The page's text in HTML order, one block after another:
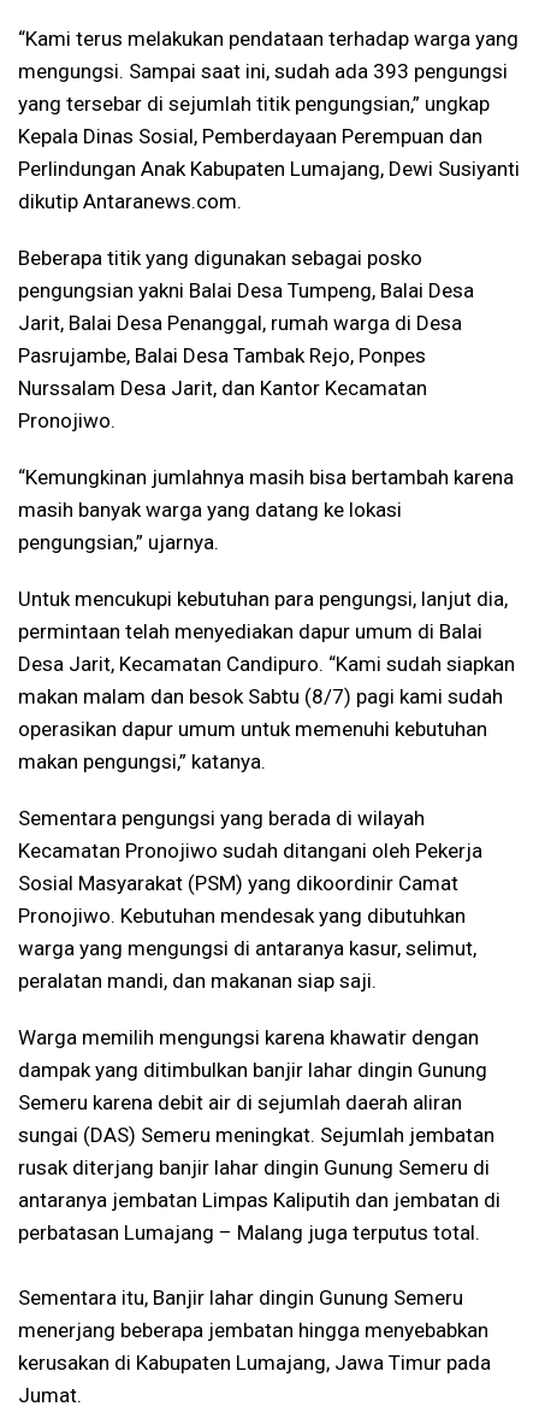
“Kami terus melakukan pendataan terhadap warga yang
mengungsi. Sampai saat ini, sudah ada 393 pengungsi
yang tersebar di sejumlah titik pengungsian,” ungkap
Kepala Dinas Sosial, Pemberdayaan Perempuan dan
Perlindungan Anak Kabupaten Lumajang, Dewi Susiyanti
dikutip Antaranews.com.
Beberapa titik yang digunakan sebagai posko
pengungsian yakni Balai Desa Tumpeng, Balai Desa
Jarit, Balai Desa Penanggal, rumah warga di Desa
Pasrujambe, Balai Desa Tambak Rejo, Ponpes
Nurssalam Desa Jarit, dan Kantor Kecamatan
Pronojiwo.
“Kemungkinan jumlahnya masih bisa bertambah karena
masih banyak warga yang datang ke lokasi
pengungsian,” ujarnya.
Untuk mencukupi kebutuhan para pengungsi, lanjut dia,
permintaan telah menyediakan dapur umum di Balai
Desa Jarit, Kecamatan Candipuro. “Kami sudah siapkan
makan malam dan besok Sabtu (8/7) pagi kami sudah
operasikan dapur umum untuk memenuhi kebutuhan
makan pengungsi,” katanya.
Sementara pengungsi yang berada di wilayah
Kecamatan Pronojiwo sudah ditangani oleh Pekerja
Sosial Masyarakat (PSM) yang dikoordinir Camat
Pronojiwo. Kebutuhan mendesak yang dibutuhkan
warga yang mengungsi di antaranya kasur, selimut,
peralatan mandi, dan makanan siap saji.
Warga memilih mengungsi karena khawatir dengan
dampak yang ditimbulkan banjir lahar dingin Gunung
Semeru karena debit air di sejumlah daerah aliran
sungai (DAS) Semeru meningkat. Sejumlah jembatan
rusak diterjang banjir lahar dingin Gunung Semeru di
antaranya jembatan Limpas Kaliputih dan jembatan di
perbatasan Lumajang – Malang juga terputus total.
Sementara itu, Banjir lahar dingin Gunung Semeru
menerjang beberapa jembatan hingga menyebabkan
kerusakan di Kabupaten Lumajang, Jawa Timur pada
Jumat.